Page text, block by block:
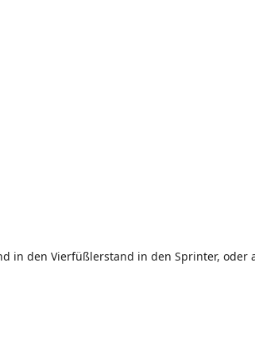
in den Vierfüßlerstand in den Sprinter, oder